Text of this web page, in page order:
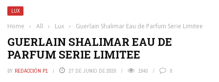
LUX
Home › All › Lux › Guerlain Shalimar Eau de Parfum Serie Limitee
GUERLAIN SHALIMAR EAU DE
PARFUM SERIE LIMITEE
BY REDACCIÓN P1 27 DE JUNIO DE 2020 1943 0